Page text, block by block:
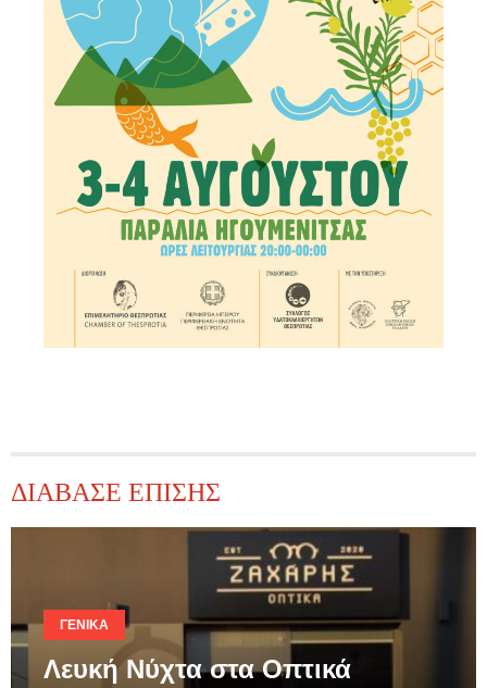
ΔΙΑΒΑΣΕ ΕΠΙΣΗΣ
ΓΕΝΙΚΆ
Λευκή Νύχτα στα Οπτικά